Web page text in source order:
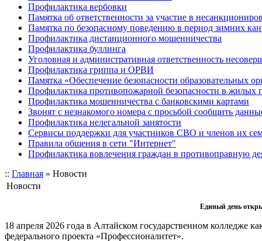
Профилактика вербовки
Памятка об ответственности за участие в
Памятка по безопасному поведению в период зимних
Профилактика дистанционного мошенничества
Профилактика буллинга
Уголовная и административная ответственность
Профилактика гриппа и ОРВИ
Памятка «Обеспечение безопасности образовательных
Профилактика противопожарной безопасности в жилых
Профилактика мошенничества с банковскими картами
Звонят с незнакомого номера с просьбой сообщить
Профилактика нелегальной занятости
Сервисы поддержки для участников СВО и членов их
Правила общения в сети "Интернет"
Профилактика вовлечения граждан в противоправную
:: Главная » Новости
Новости
Единый день
18 апреля 2026 года в Алтайском государственном колледже
федерального проекта «Профессионалитет».